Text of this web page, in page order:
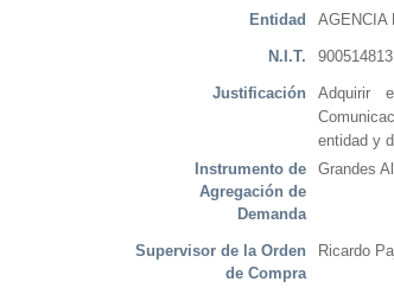
Entidad AGENCIA
N.I.T. 900514813
Justificación
Adquirir
entidad y
Instrumento de
Agregación de
Demanda
Grandes
Supervisor de la Orden
de Compra
Ricardo